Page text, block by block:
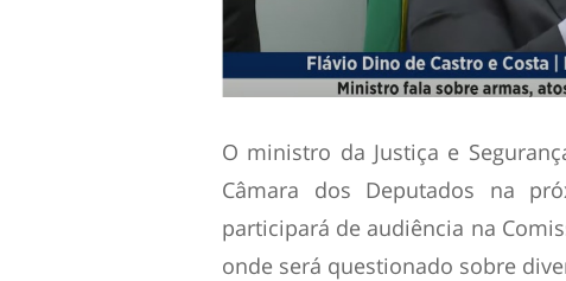
O ministro da Justiça e
Câmara dos Deputados na
participará de audiência na
onde será questionado sobre